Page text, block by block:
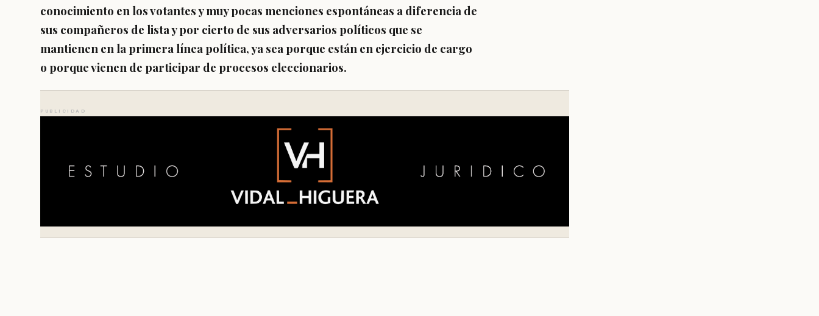
conocimiento en los votantes y muy pocas menciones espontáneas a diferencia de
sus compañeros de lista y por cierto de sus adversarios políticos que se
mantienen en la primera línea política, ya sea porque están en ejercicio de cargo
o porque vienen de participar de procesos eleccionarios.
PUBLICIDAD